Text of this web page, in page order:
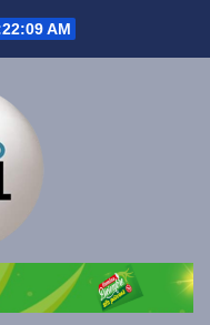
AM